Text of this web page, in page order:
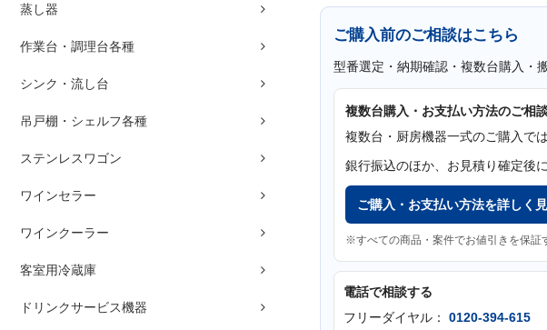
蒸し器
作業台・調理台各種
シンク・流し台
吊戸棚・シェルフ各種
ステンレスワゴン
ワインセラー
ワインクーラー
客室用冷蔵庫
ドリンクサービス機器
ご購入前のご相談はこちら
型番選定・納期確認・複数台購入・
複数台購入・お支払い方法のご相
複数台・厨房機器一式のご購入で
銀行振込のほか、お見積り確定後
ご購入・お支払い方法を詳しく
※すべての商品・案件でお値引きを保証
電話で相談する
フリーダイヤル： 0120-394-615